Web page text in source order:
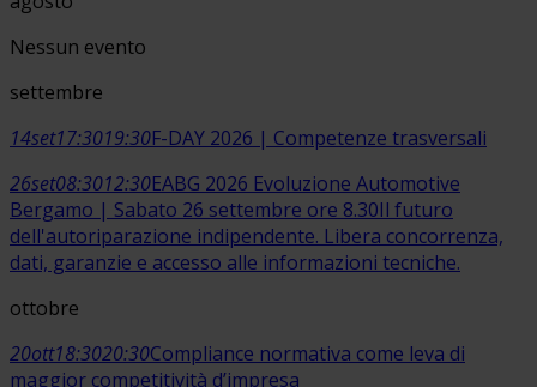
Nessun evento
settembre
14set17:3019:30F-DAY 2026 | Competenze trasversali
26set08:3012:30EABG 2026 Evoluzione Automotive
Bergamo | Sabato 26 settembre ore 8.30Il futuro
dell'autoriparazione indipendente. Libera concorrenza,
dati, garanzie e accesso alle informazioni tecniche.
ottobre
20ott18:3020:30Compliance normativa come leva di
maggior competitività d’impresa